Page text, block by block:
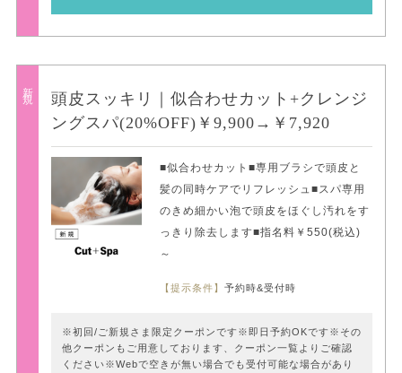
新規
頭皮スッキリ｜似合わせカット+クレンジ
ングスパ(20%OFF)￥9,900→￥7,920
■似合わせカット■専用ブラシで頭皮と
髪の同時ケアでリフレッシュ■スパ専用
のきめ細かい泡で頭皮をほぐし汚れをす
っきり除去します■指名料￥550(税込)
～
【提示条件】予約時&受付時
※初回/ご新規さま限定クーポンです※即日予約OKです※その
他クーポンもご用意しております、クーポン一覧よりご確認
ください※Webで空きが無い場合でも受付可能な場合があり